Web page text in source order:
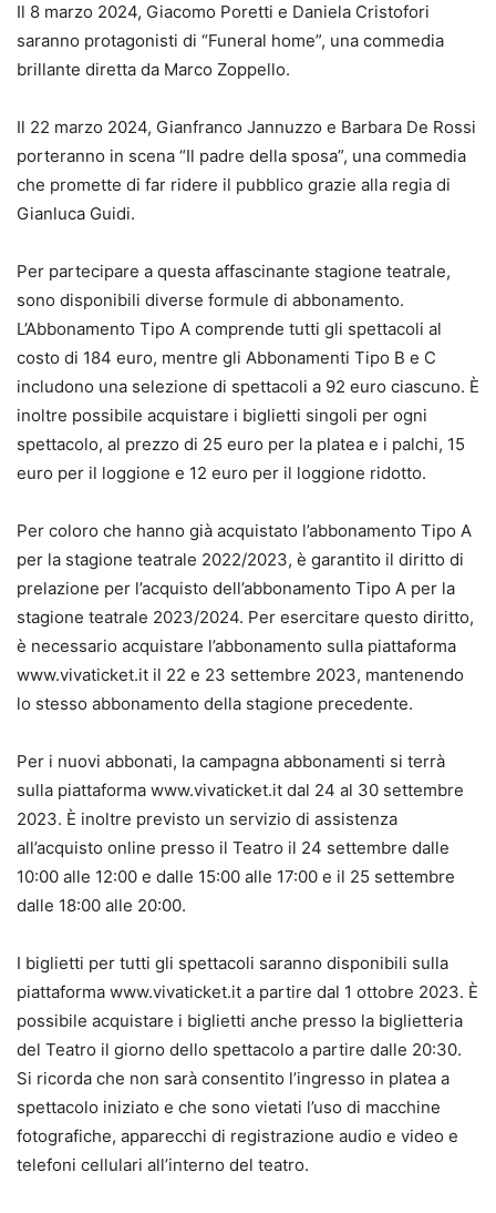
Il 8 marzo 2024, Giacomo Poretti e Daniela Cristofori
saranno protagonisti di “Funeral home”, una commedia
brillante diretta da Marco Zoppello.
Il 22 marzo 2024, Gianfranco Jannuzzo e Barbara De Rossi
porteranno in scena “Il padre della sposa”, una commedia
che promette di far ridere il pubblico grazie alla regia di
Gianluca Guidi.
Per partecipare a questa affascinante stagione teatrale,
sono disponibili diverse formule di abbonamento.
L’Abbonamento Tipo A comprende tutti gli spettacoli al
costo di 184 euro, mentre gli Abbonamenti Tipo B e C
includono una selezione di spettacoli a 92 euro ciascuno. È
inoltre possibile acquistare i biglietti singoli per ogni
spettacolo, al prezzo di 25 euro per la platea e i palchi, 15
euro per il loggione e 12 euro per il loggione ridotto.
Per coloro che hanno già acquistato l’abbonamento Tipo A
per la stagione teatrale 2022/2023, è garantito il diritto di
prelazione per l’acquisto dell’abbonamento Tipo A per la
stagione teatrale 2023/2024. Per esercitare questo diritto,
è necessario acquistare l’abbonamento sulla piattaforma
www.vivaticket.it il 22 e 23 settembre 2023, mantenendo
lo stesso abbonamento della stagione precedente.
Per i nuovi abbonati, la campagna abbonamenti si terrà
sulla piattaforma www.vivaticket.it dal 24 al 30 settembre
2023. È inoltre previsto un servizio di assistenza
all’acquisto online presso il Teatro il 24 settembre dalle
10:00 alle 12:00 e dalle 15:00 alle 17:00 e il 25 settembre
dalle 18:00 alle 20:00.
I biglietti per tutti gli spettacoli saranno disponibili sulla
piattaforma www.vivaticket.it a partire dal 1 ottobre 2023. È
possibile acquistare i biglietti anche presso la biglietteria
del Teatro il giorno dello spettacolo a partire dalle 20:30.
Si ricorda che non sarà consentito l’ingresso in platea a
spettacolo iniziato e che sono vietati l’uso di macchine
fotografiche, apparecchi di registrazione audio e video e
telefoni cellulari all’interno del teatro.